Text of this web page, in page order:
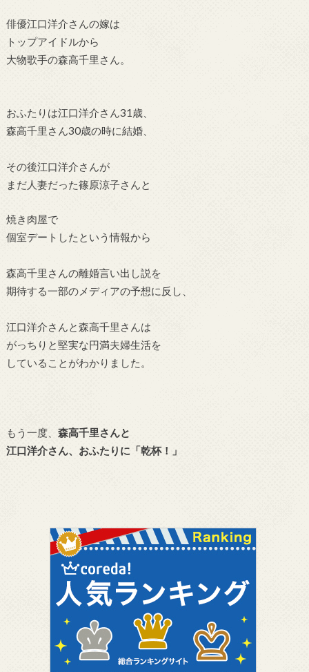
俳優江口洋介さんの嫁は
トップアイドルから
大物歌手の森高千里さん。
おふたりは江口洋介さん31歳、
森高千里さん30歳の時に結婚、
その後江口洋介さんが
まだ人妻だった篠原涼子さんと
焼き肉屋で
個室デートしたという情報から
森高千里さんの離婚言い出し説を
期待する一部のメディアの予想に反し、
江口洋介さんと森高千里さんは
がっちりと堅実な円満夫婦生活を
していることがわかりました。
もう一度、 森高千里さんと
江口洋介さん、おふたりに「乾杯！」